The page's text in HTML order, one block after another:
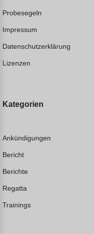
Probesegeln
Impressum
Datenschutzerklärung
Lizenzen
Kategorien
Ankündigungen
Bericht
Berichte
Regatta
Trainings